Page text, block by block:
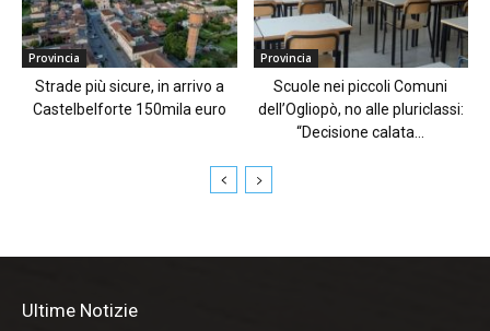
Provincia
Strade più sicure, in arrivo a
Castelbelforte 150mila euro
Provincia
Scuole nei piccoli Comuni
dell’Ogliopò, no alle pluriclassi:
“Decisione calata...
Ultime Notizie